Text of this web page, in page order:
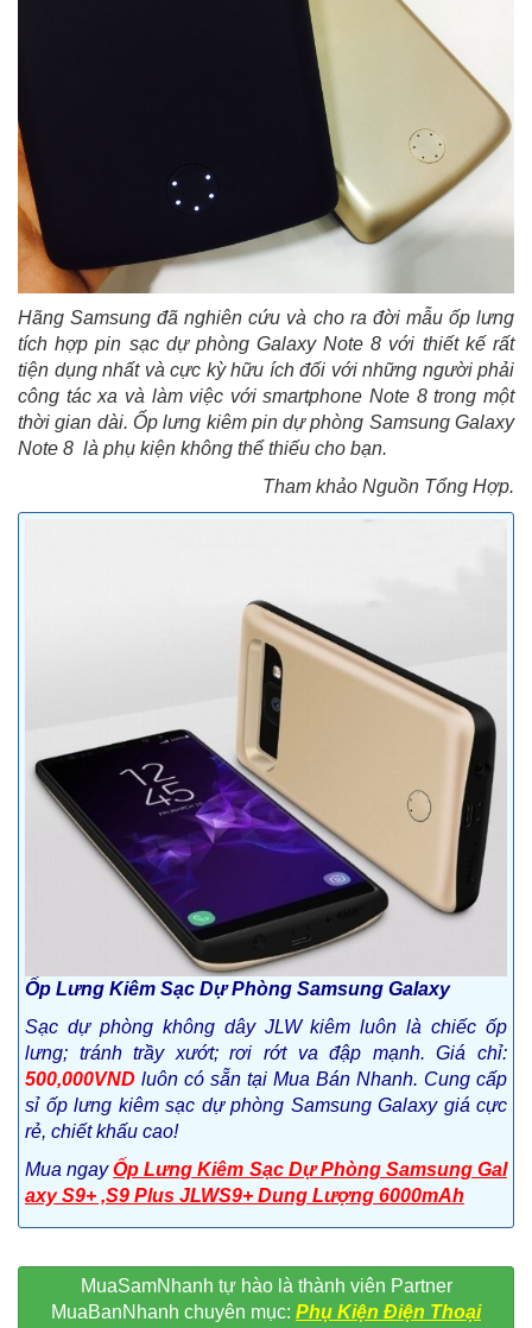
Hãng Samsung đã nghiên cứu và cho ra đời mẫu ốp lưng
tích hợp pin sạc dự phòng Galaxy Note 8 với thiết kế rất
tiện dụng nhất và cực kỳ hữu ích đối với những người phải
công tác xa và làm việc với smartphone Note 8 trong một
thời gian dài. Ốp lưng kiêm pin dự phòng Samsung Galaxy
Note 8 là phụ kiện không thể thiếu cho bạn.
Tham khảo Nguồn Tổng Hợp.
Ốp Lưng Kiêm Sạc Dự Phòng Samsung Galaxy
Sạc dự phòng không dây JLW kiêm luôn là chiếc ốp
lưng; tránh trầy xướt; rơi rớt va đập mạnh.Giá chỉ:
500,000VND luôn có sẵn tại Mua Bán Nhanh. Cung cấp
sỉ ốp lưng kiêm sạc dự phòng Samsung Galaxy giá cực
rẻ, chiết khấu cao!
Mua ngayỐp Lưng Kiêm Sạc Dự Phòng Samsung Gal
axy S9+ ,S9 Plus JLWS9+ Dung Lượng 6000mAh
MuaSamNhanh tự hào là thành viên Partner
MuaBanNhanh chuyên mục: Phụ Kiện Điện Thoại